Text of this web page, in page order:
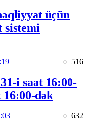
üçün
sistemi
516
i saat 16:00-
16:00-dək
632